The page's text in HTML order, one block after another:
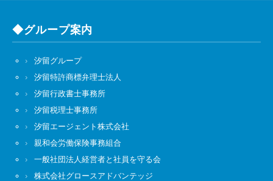
◆グループ案内
汐留グループ
汐留特許商標弁理士法人
汐留行政書士事務所
汐留税理士事務所
汐留エージェント株式会社
親和会労働保険事務組合
一般社団法人経営者と社員を守る会
株式会社グロースアドバンテッジ